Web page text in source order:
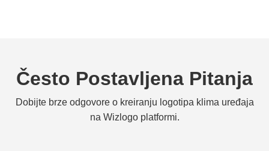
Često Postavljena Pitanja
Dobijte brze odgovore o kreiranju logotipa klima uređaja
na Wizlogo platformi.